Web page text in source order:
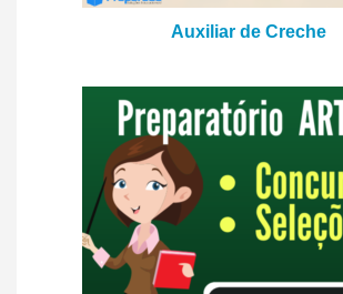
Auxiliar de Creche